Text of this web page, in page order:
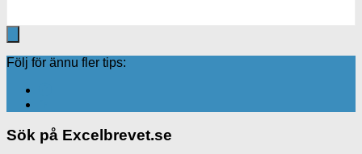
Följ för ännu fler tips:
Sök på Excelbrevet.se